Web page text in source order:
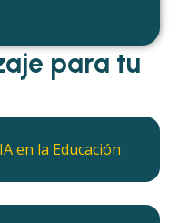
para tu
en la Educación